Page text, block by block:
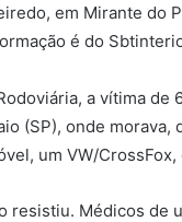
em Mirante do
é do
a vítima
(SP), onde
um VW/
resistiu. Médicos de